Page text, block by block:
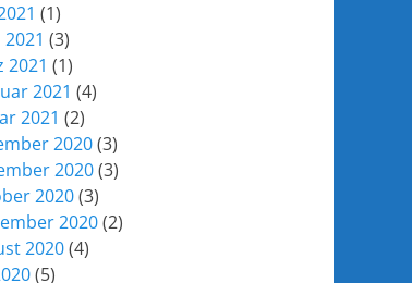
(1)
(3)
2021 (1)
2021 (4)
2021 (2)
2020(3)
2020(3)
2020(3)
2020(2)
2020(4)
(5)